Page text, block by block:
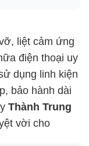
liệt cảm ứng
điện thoại uy
dụng linh kiện
bảo hành dài
Thành Trung
vời cho